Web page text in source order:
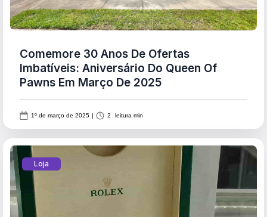
Comemore 30 Anos De Ofertas
Imbatíveis: Aniversário Do Queen Of
Pawns Em Março De 2025
1º de março de 2025 | 2 leitura min
Loja